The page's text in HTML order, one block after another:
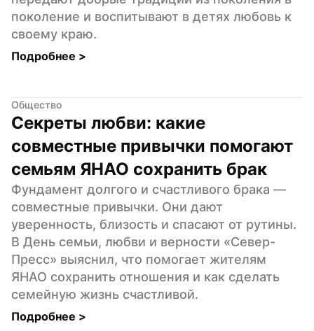
поколение и воспитывают в детях любовь к
своему краю.
Подробнее >
Общество
Секреты любви: какие
совместные привычки помогают
семьям ЯНАО сохранить брак
Фундамент долгого и счастливого брака —
совместные привычки. Они дают
уверенность, близость и спасают от рутины.
В День семьи, любви и верности «Север-
Пресс» выяснил, что помогает жителям
ЯНАО сохранить отношения и как сделать
семейную жизнь счастливой.
Подробнее >